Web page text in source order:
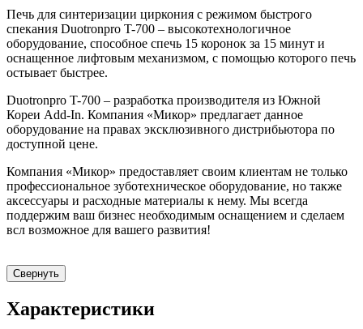
Печь для синтеризации циркония с режимом быстрого
спекания Duotronpro T-700 – высокотехнологичное
оборудование, способное спечь 15 коронок за 15 минут и
оснащенное лифтовым механизмом, с помощью которого печь
остывает быстрее.
Duotronpro T-700 – разработка производителя из Южной
Кореи Add-In. Компания «Микор» предлагает данное
оборудование на правах эксклюзивного дистрибьютора по
доступной цене.
Компания «Микор» предоставляет своим клиентам не только
профессиональное зуботехническое оборудование, но также
аксессуары и расходные материалы к нему. Мы всегда
поддержим ваш бизнес необходимым оснащением и сделаем
всл возможное для вашего развития!
Свернуть
Характеристики